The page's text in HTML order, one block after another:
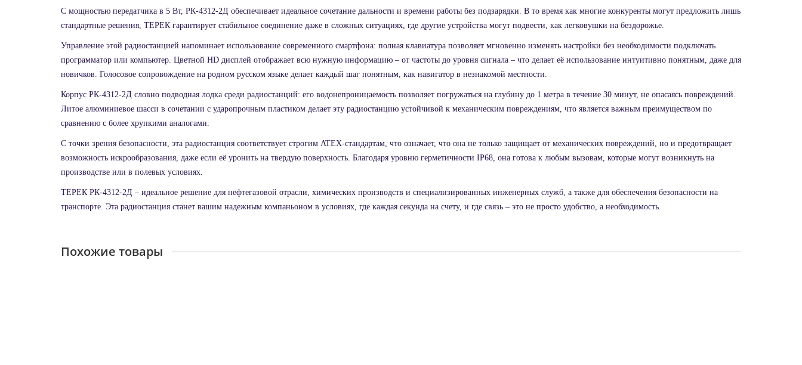
С мощностью передатчика в 5 Вт, РК-4312-2Д обеспечивает идеальное сочетание дальности и времени работы без подзарядки. В то время как многие конкуренты могут предложить лишь
стандартные решения, ТЕРЕК гарантирует стабильное соединение даже в сложных ситуациях, где другие устройства могут подвести, как легковушки на бездорожье.
Управление этой радиостанцией напоминает использование современного смартфона: полная клавиатура позволяет мгновенно изменять настройки без необходимости подключать
программатор или компьютер. Цветной HD дисплей отображает всю нужную информацию – от частоты до уровня сигнала – что делает её использование интуитивно понятным, даже для
новичков. Голосовое сопровождение на родном русском языке делает каждый шаг понятным, как навигатор в незнакомой местности.
Корпус РК-4312-2Д словно подводная лодка среди радиостанций: его водонепроницаемость позволяет погружаться на глубину до 1 метра в течение 30 минут, не опасаясь повреждений.
Литое алюминиевое шасси в сочетании с ударопрочным пластиком делает эту радиостанцию устойчивой к механическим повреждениям, что является важным преимуществом по
сравнению с более хрупкими аналогами.
С точки зрения безопасности, эта радиостанция соответствует строгим ATEX-стандартам, что означает, что она не только защищает от механических повреждений, но и предотвращает
возможность искрообразования, даже если её уронить на твердую поверхность. Благодаря уровню герметичности IP68, она готова к любым вызовам, которые могут возникнуть на
производстве или в полевых условиях.
ТЕРЕК РК-4312-2Д – идеальное решение для нефтегазовой отрасли, химических производств и специализированных инженерных служб, а также для обеспечения безопасности на
транспорте. Эта радиостанция станет вашим надежным компаньоном в условиях, где каждая секунда на счету, и где связь – это не просто удобство, а необходимость.
Похожие товары